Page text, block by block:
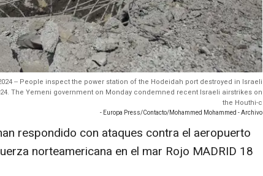
2024 -- People inspect the power station of the Hodeidah port destroyed in Israeli
The Yemeni government on Monday condemned recent Israeli airstrikes on
the Houthi-c
- Europa Press/Contacto/Mohammed Mohammed - Archivo
respondido con ataques contra el aeropuerto
norteamericana en el mar Rojo MADRID 18